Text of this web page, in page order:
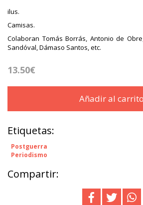
ilus.
Camisas.
Colaboran Tomás Borrás, Antonio de
Sandóval, Dámaso Santos, etc.
13.50€
Añadir al carrito
Etiquetas:
Postguerra
Periodismo
Compartir: